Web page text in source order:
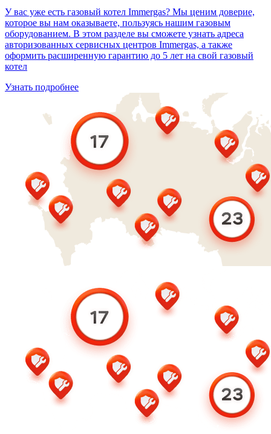
У вас уже есть газовый котел Immergas? Мы ценим доверие,
которое вы нам оказываете, пользуясь нашим газовым
оборудованием. В этом разделе вы сможете узнать адреса
авторизованных сервисных центров Immergas, а также
оформить расширенную гарантию до 5 лет на свой газовый
котел
Узнать подробнее